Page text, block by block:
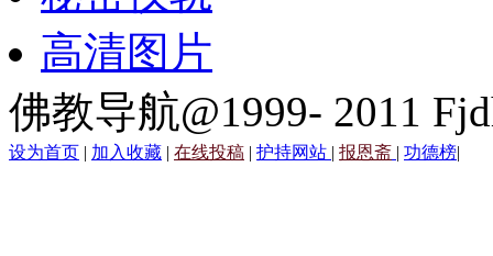
高清图片
佛教导航@1999- 2011
设为首页 | 加入收藏 | 在线投稿 | 护持网站 | 报恩斋 | 功德榜|